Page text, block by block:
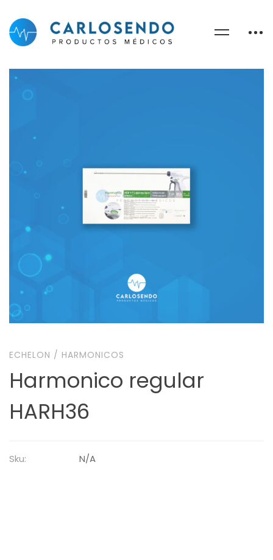
ECHELON / HARMONICOS
Harmonico regular
HARH36
Sku: N/A